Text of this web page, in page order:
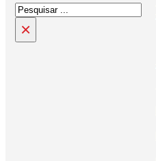
Pesquisar
×